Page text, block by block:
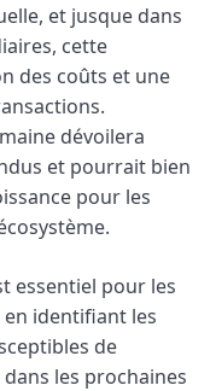
et jusque dans
cette
des coûts et une
dévoilera
et pourrait bien
pour les
essentiel pour les
identifiant les
de
les prochaines